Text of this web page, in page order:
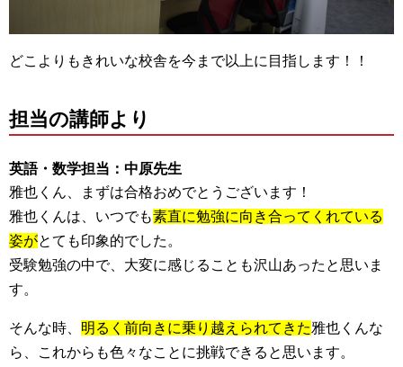
どこよりもきれいな校舎を今まで以上に目指します！！
担当の講師より
英語・数学担当：中原先生
雅也くん、まずは合格おめでとうございます！
雅也くんは、いつでも素直に勉強に向き合ってくれている
姿がとても印象的でした。
受験勉強の中で、大変に感じることも沢山あったと思いま
す。
そんな時、 明るく前向きに乗り越えられてきた雅也くんな
ら、これからも色々なことに挑戦できると思います。